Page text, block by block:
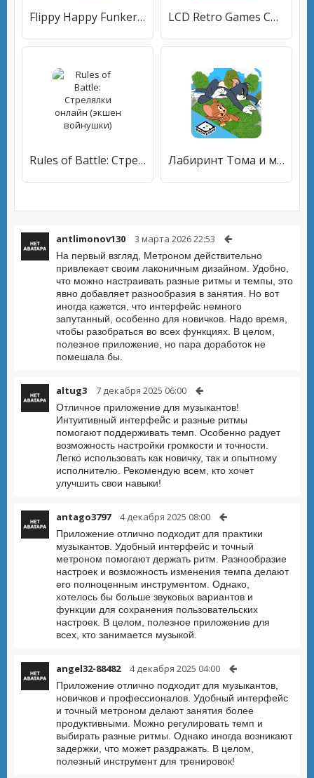
Flippy Happy Funkers FNF Mod LCD Retro Games Collection
Rules of Battle: Стрелялки онлайн (экшен войнушки) Лабиринт Тома и мышонка Джерри
antlimonov130 3 марта 2026 22:53
На первый взгляд, Метроном действительно
привлекает своим лаконичным дизайном. Удобно,
что можно настраивать разные ритмы и темпы, это
явно добавляет разнообразия в занятия. Но вот
иногда кажется, что интерфейс немного
запутанный, особенно для новичков. Надо время,
чтобы разобраться во всех функциях. В целом,
полезное приложение, но пара доработок не
помешала бы.
altug3 7 декабря 2025 06:00
Отличное приложение для музыкантов!
Интуитивный интерфейс и разные ритмы
помогают поддерживать темп. Особенно радует
возможность настройки громкости и точности.
Легко использовать как новичку, так и опытному
исполнителю. Рекомендую всем, кто хочет
улучшить свои навыки!
antago3797 4 декабря 2025 08:00
Приложение отлично подходит для практики
музыкантов. Удобный интерфейс и точный
метроном помогают держать ритм. Разнообразие
настроек и возможность изменения темпа делают
его полноценным инструментом. Однако,
хотелось бы больше звуковых вариантов и
функции для сохранения пользовательских
настроек. В целом, полезное приложение для
всех, кто занимается музыкой.
angel32-88482 4 декабря 2025 04:00
Приложение отлично подходит для музыкантов,
новичков и профессионалов. Удобный интерфейс
и точный метроном делают занятия более
продуктивными. Можно регулировать темп и
выбирать разные ритмы. Однако иногда возникают
задержки, что может раздражать. В целом,
полезный инструмент для тренировок!